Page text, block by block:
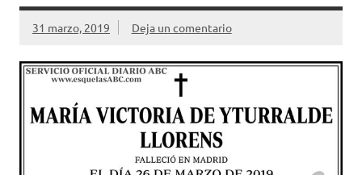
31 marzo, 2019 Deja un comentario